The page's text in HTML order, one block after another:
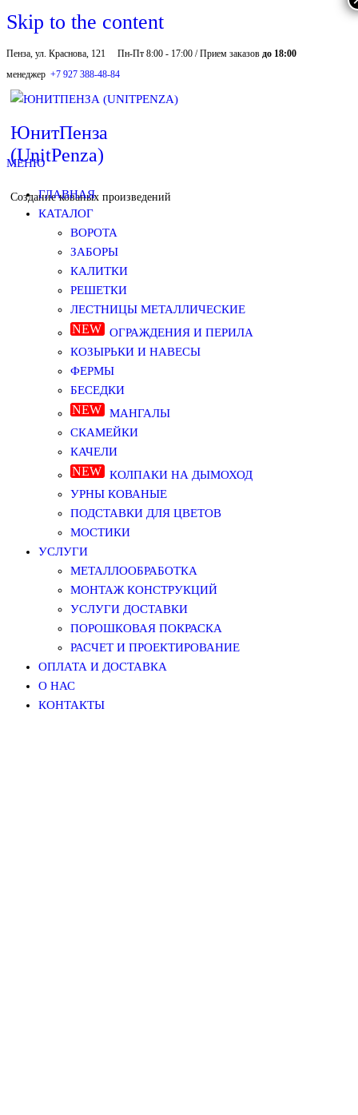
Skip to the content
Пенза, ул. Краснова, 121 Пн-Пт 8:00 - 17:00 / Прием заказов до 18:00
менеджер +7 927 388-48-84
ЮнитПенза
(UnitPenza)
Создание кованых произведений
МЕНЮ
ГЛАВНАЯ
КАТАЛОГ
ВОРОТА
ЗАБОРЫ
КАЛИТКИ
РЕШЕТКИ
ЛЕСТНИЦЫ МЕТАЛЛИЧЕСКИЕ
ОГРАЖДЕНИЯ И ПЕРИЛА
КОЗЫРЬКИ И НАВЕСЫ
ФЕРМЫ
БЕСЕДКИ
МАНГАЛЫ
СКАМЕЙКИ
КАЧЕЛИ
КОЛПАКИ НА ДЫМОХОД
УРНЫ КОВАНЫЕ
ПОДСТАВКИ ДЛЯ ЦВЕТОВ
МОСТИКИ
УСЛУГИ
МЕТАЛЛООБРАБОТКА
МОНТАЖ КОНСТРУКЦИЙ
УСЛУГИ ДОСТАВКИ
ПОРОШКОВАЯ ПОКРАСКА
РАСЧЕТ И ПРОЕКТИРОВАНИЕ
ОПЛАТА И ДОСТАВКА
О НАС
КОНТАКТЫ